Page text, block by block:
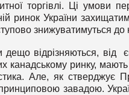
торгівлі. Ці умови
ринок України
знижуватимуться до
дещо відрізняються, від
канадському ринку,
Але, як стверджує
завадою.